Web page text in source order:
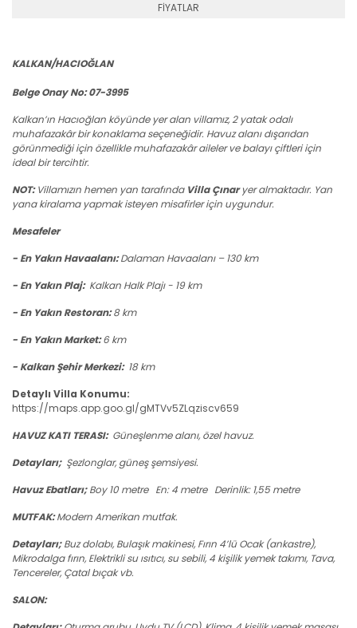
FİYATLAR
KALKAN/HACIOĞLAN
Belge Onay No: 07-3995
Kalkan’ın Hacıoğlan köyünde yer alan villamız, 2 yatak odalı
muhafazakâr bir konaklama seçeneğidir. Havuz alanı dışarıdan
görünmediği için özellikle muhafazakâr aileler ve balayı çiftleri için
ideal bir tercihtir.
NOT:Villamızın hemen yan tarafındaVilla Çınaryer almaktadır. Yan
yana kiralama yapmak isteyen misafirler için uygundur.
Mesafeler
- En Yakın Havaalanı:Dalaman Havaalanı – 130 km
- En Yakın Plaj: Kalkan Halk Plajı - 19 km
- En Yakın Restoran:8 km
- En Yakın Market:6 km
- Kalkan Şehir Merkezi: 18 km
Detaylı Villa Konumu:
https://maps.app.goo.gl/gMTVv5ZLqziscv659
HAVUZ KATI TERASI:Güneşlenme alanı, özel havuz.
Detayları;Şezlonglar, güneş şemsiyesi.
Havuz Ebatları;Boy 10 metre En: 4 metre Derinlik: 1,55 metre
MUTFAK:Modern Amerikan mutfak.
Detayları;Buz dolabı, Bulaşık makinesi, Fırın 4’lü Ocak (ankastre),
Mikrodalga fırın, Elektrikli su ısıtıcı, su sebili, 4 kişilik yemek takımı, Tava,
Tencereler, Çatal bıçak vb.
SALON: